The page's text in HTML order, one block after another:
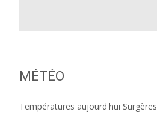
MÉTÉO
Températures aujourd'hui Surgères